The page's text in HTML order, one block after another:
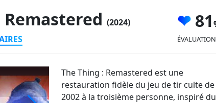
(2024)
81
ÉVALUATION
The Thing : Remastered est une
restauration fidèle du jeu de tir culte de
2002 à la troisième personne, inspiré du